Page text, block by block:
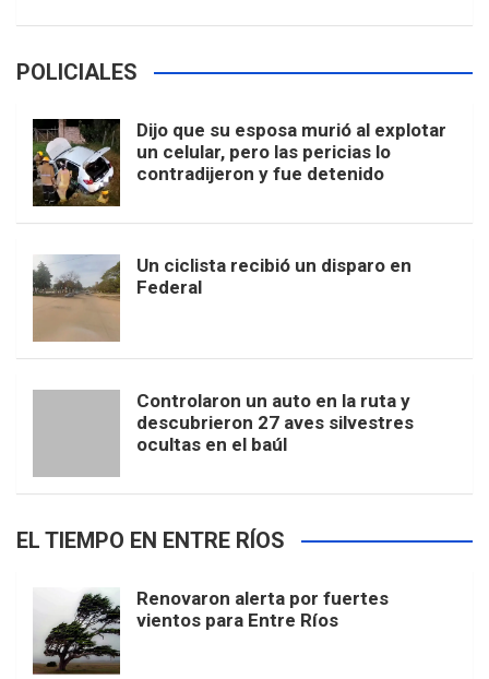
POLICIALES
Dijo que su esposa murió al explotar
un celular, pero las pericias lo
contradijeron y fue detenido
Un ciclista recibió un disparo en
Federal
Controlaron un auto en la ruta y
descubrieron 27 aves silvestres
ocultas en el baúl
EL TIEMPO EN ENTRE RÍOS
Renovaron alerta por fuertes
vientos para Entre Ríos